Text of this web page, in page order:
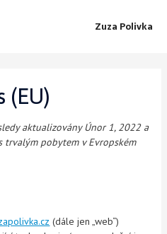
Zuza Polivka
(EU)
aktualizovány Únor 1, 2022 a
trvalým pobytem v Evropském
(dále jen „web“)